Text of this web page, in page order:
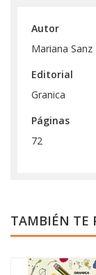
Autor
Mariana Sanz
Editorial
Granica
Páginas
72
TAMBIÉN TE